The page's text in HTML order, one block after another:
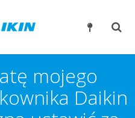
mojego
Daikin